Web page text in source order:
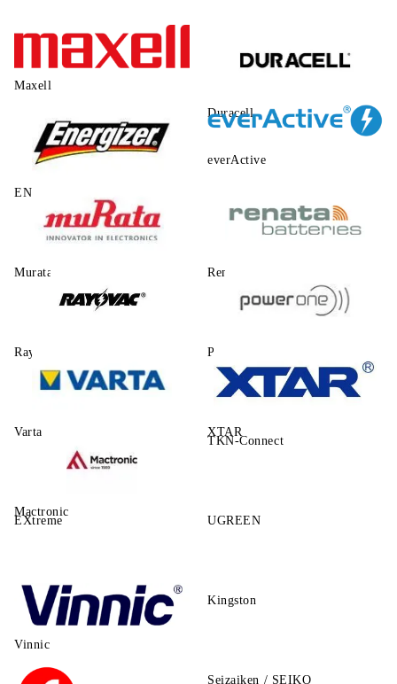
Maxell
Duracell
ENERGIZER
everActive
Murata Renata
Rayovac Power One
Varta XTAR
Mactronic
TKN-Connect
EXtreme UGREEN
Vinnic
Kingston
Seizaiken / SEIKO